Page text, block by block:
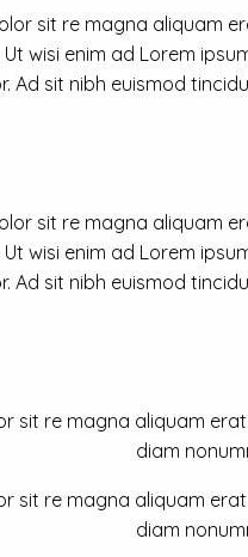
sit re magna aliquam
wisi enim ad Lorem
Ad sit nibh euismod
sit re magna aliquam
wisi enim ad Lorem
Ad sit nibh euismod
sit re magna aliquam
diam
sit re magna aliquam
diam